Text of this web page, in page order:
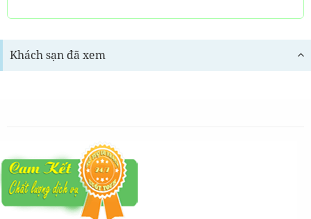
Khách sạn đã xem